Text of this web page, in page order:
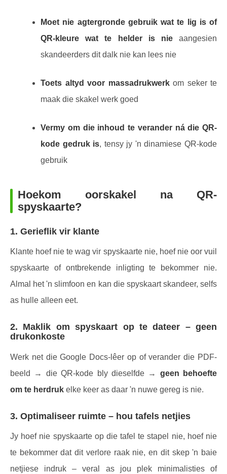
Moet nie agtergronde gebruik wat te lig is of
QR-kleure wat te helder is nieaangesien
skandeerders dit dalk nie kan lees nie
Toets altyd voor massadrukwerkom seker te
maak die skakel werk goed
Vermy om die inhoud te verander ná die QR-
kode gedruk is, tensy jy 'n dinamiese QR-kode
gebruik
Hoekom oorskakel na QR-
spyskaarte?
1. Gerieflik vir klante
Klante hoef nie te wag vir spyskaarte nie, hoef nie oor vuil
spyskaarte of ontbrekende inligting te bekommer nie.
Almal het 'n slimfoon en kan die spyskaart skandeer, selfs
as hulle alleen eet.
2. Maklik om spyskaart op te dateer – geen
drukonkoste
Werk net die Google Docs-lêer op of verander die PDF-
beeld → die QR-kode bly dieselfde → geen behoefte
om te herdruk elke keer as daar 'n nuwe gereg is nie.
3. Optimaliseer ruimte – hou tafels netjies
Jy hoef nie spyskaarte op die tafel te stapel nie, hoef nie
te bekommer dat dit verlore raak nie, en dit skep 'n baie
netjiese indruk – veral as jou plek minimalisties of